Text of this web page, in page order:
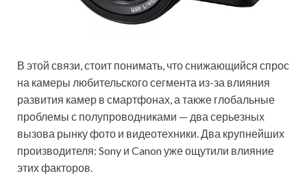
В этой связи, стоит понимать, что снижающийся спрос
на камеры любительского сегмента из-за влияния
развития камер в смартфонах, а также глобальные
проблемы с полупроводниками — два серьезных
вызова рынку фото и видеотехники. Два крупнейших
производителя: Sony и Canon уже ощутили влияние
этих факторов.